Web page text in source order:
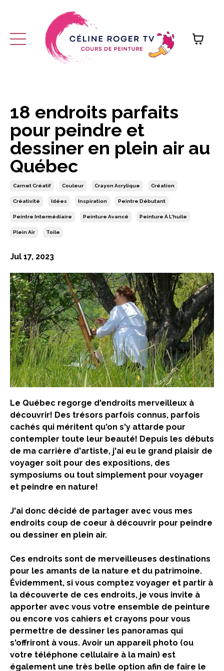
18 endroits parfaits
pour peindre et
dessiner en plein air au
Québec
Carnet Créatif Couleur Crayon Acrylique Création
Créativité Idées Inspiration Peintre Débutant
Peintre Intermédiaire Peinture Avancé Peinture À L'huile
Plein Air Toile
Jul 17, 2023
Le Québec regorge d'endroits merveilleux à
découvrir! Des trésors parfois connus, parfois
cachés qui méritent qu'on s'y attarde pour
contempler toute leur beauté! Depuis les débuts
de ma carrière d'artiste, j'ai eu le grand plaisir de
voyager soit pour des expositions, des
symposiums ou tout simplement pour voyager
et peindre en nature!
J'ai donc décidé de partager avec vous mes
endroits coup de coeur à découvrir pour peindre
ou dessiner en plein air.
Ces endroits sont de merveilleuses destinations
pour les amants de la nature et du patrimoine.
Évidemment, si vous comptez voyager et partir à
la découverte de ces endroits, je vous invite à
apporter avec vous votre ensemble de peinture
ou encore vos cahiers et crayons pour vous
permettre de dessiner les panoramas qui
s'offriront à vous. Avoir un appareil photo (ou
votre téléphone cellulaire à la main) est
également une très belle option afin de faire le